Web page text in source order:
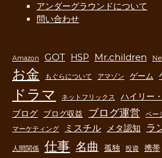
アンダーグラウンドについて
問い合わせ
Amazon GOT HSP Mr.children
お金 もぐらについて アマゾン ゲーム
ドラマ ネットフリックス
ハイリー
ブログ
ブログ収益 ブログ運営
ベー
マーケティング
ミスチル メタ認知 ラ
人間関係 仕事 名曲 孤独 投資 携帯